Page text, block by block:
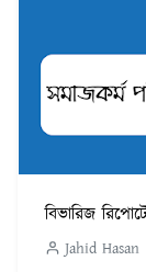
বিভারিজ
Jahid Hasan